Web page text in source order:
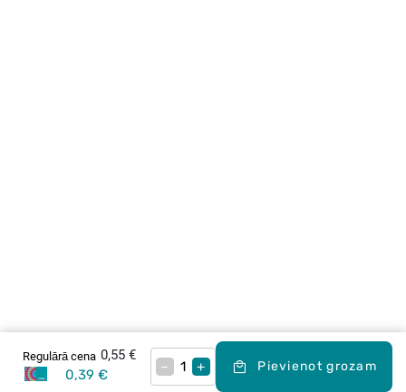
Regulārā cena 0,55 €
0,39 €
– + Pievienot grozam